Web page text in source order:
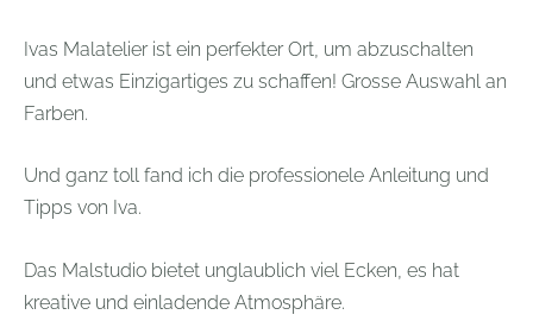
Ivas Malatelier ist ein perfekter Ort, um abzuschalten
und etwas Einzigartiges zu schaffen! Grosse Auswahl an
Farben.
Und ganz toll fand ich die professionele Anleitung und
Tipps von Iva.
Das Malstudio bietet unglaublich viel Ecken, es hat
kreative und einladende Atmosphäre.